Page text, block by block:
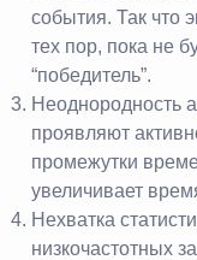
события. Так что
тех пор, пока не
“победитель”.
Неоднородность
проявляют
промежутки
увеличивает
Нехватка
низкочастотных